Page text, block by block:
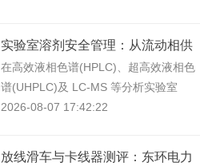
实验室溶剂安全管理：从流动相供
液到废液收集的完整系统
在高效液相色谱(HPLC)、超高效液相色
谱(UHPLC)及 LC-MS 等分析实验室
中，从流动相试剂瓶进入分析系统，到
2026-08-07 17:42:22
放线滑车与卡线器测评：东环电力